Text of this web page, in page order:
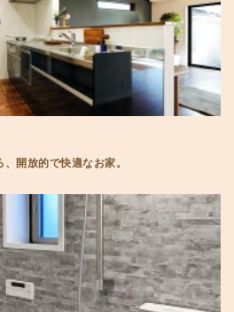
開放的で快適なお家。